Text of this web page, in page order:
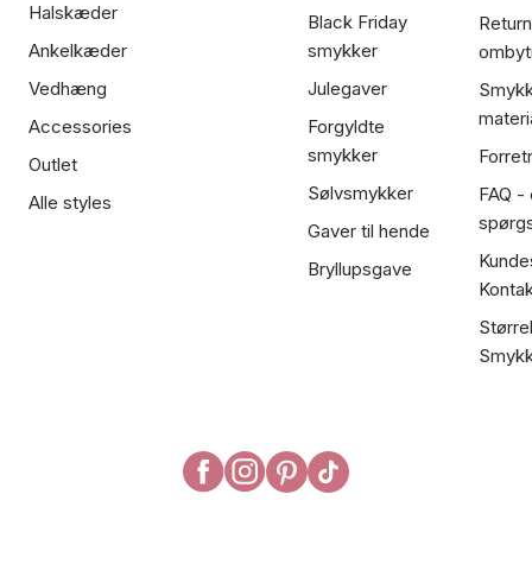
Halskæder
Ankelkæder
Vedhæng
Accessories
Outlet
Alle styles
Black Friday
smykker
Julegaver
Forgyldte
smykker
Sølvsmykker
Gaver til hende
Bryllupsgave
FAQ